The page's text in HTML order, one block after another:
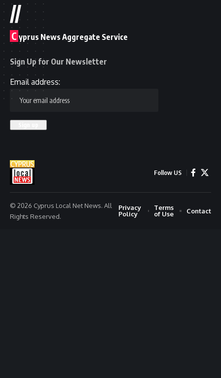
//
C yprus News Aggregate Service
Sign Up for Our Newsletter
Email address:
Follow US
© 2026 Cyprus Local Net News. All
Rights Reserved.
Privacy
Policy
Terms
of Use
Contact